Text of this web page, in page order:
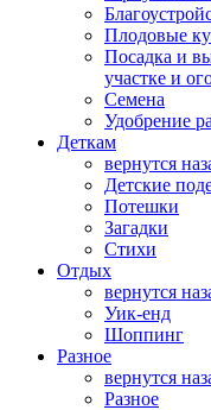
Плодовые
Посадка и
участке и
Семена
Удобрение
Деткам
вернутся
Детские
Потешки
Загадки
Стихи
Отдых
вернутся
Уик-енд
Шоппинг
Разное
вернутся
Разное